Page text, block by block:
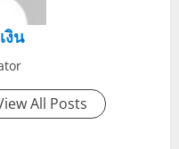
งิน
All Posts